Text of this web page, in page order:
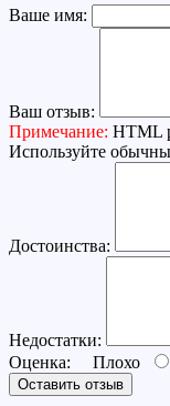
Ваше имя:
Ваш отзыв:
Примечание: HTML
Используйте
Достоинства:
Недостатки:
Оценка: Плохо
Оставить отзыв